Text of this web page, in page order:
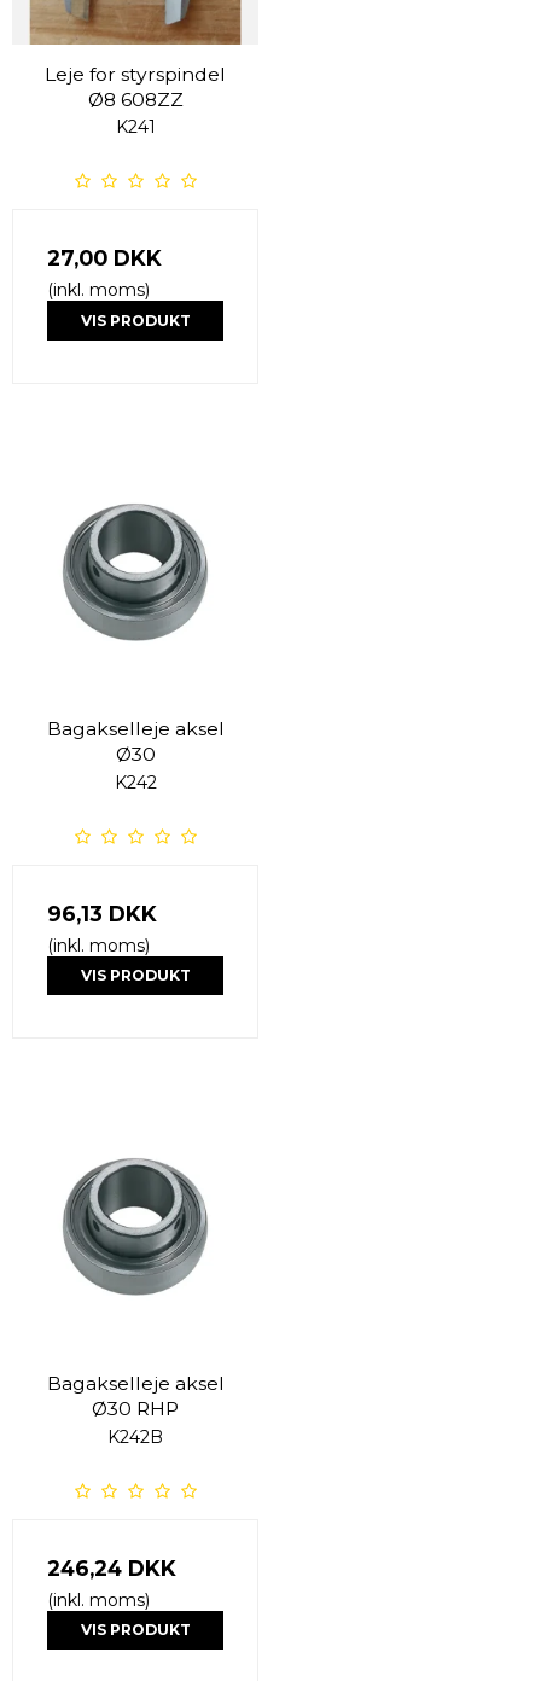
Leje for styrspindel
Ø8 608ZZ
K241
27,00 DKK
(inkl. moms)
VIS PRODUKT
Bagakselleje aksel
Ø30
K242
96,13 DKK
(inkl. moms)
VIS PRODUKT
Bagakselleje aksel
Ø30 RHP
K242B
246,24 DKK
(inkl. moms)
VIS PRODUKT